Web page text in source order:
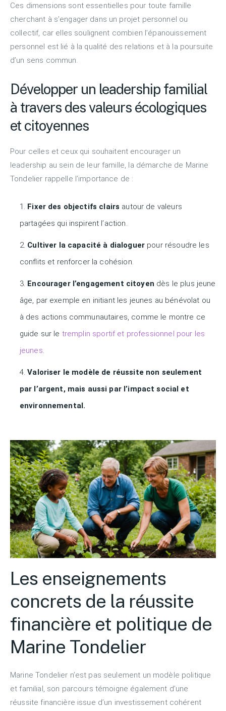
Ces dimensions sont essentielles pour toute famille
cherchant à s’engager dans un projet personnel ou
collectif, car elles soulignent combien l’épanouissement
personnel est lié à la qualité des relations et à la poursuite
d’un sens commun.
Développer un leadership familial
à travers des valeurs écologiques
et citoyennes
Pour celles et ceux qui souhaitent encourager un
leadership au sein de leur famille, la démarche de Marine
Tondelier rappelle l’importance de :
Fixer des objectifs clairs autour de valeurs
partagées qui inspirent l’action.
Cultiver la capacité à dialoguer pour résoudre les
conflits et renforcer la cohésion.
Encourager l’engagement citoyen dès le plus jeune
âge, par exemple en initiant les jeunes au bénévolat ou
à des actions communautaires, comme le montre ce
guide sur le tremplin sportif et professionnel pour les
jeunes.
Valoriser le modèle de réussite non seulement
par l’argent, mais aussi par l’impact social et
environnemental.
Les enseignements
concrets de la réussite
financière et politique de
Marine Tondelier
Marine Tondelier n’est pas seulement un modèle politique
et familial, son parcours témoigne également d’une
réussite financière issue d’un investissement cohérent